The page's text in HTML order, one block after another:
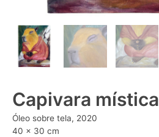
Capivara mística
Óleo sobre tela, 2020
40 x 30 cm